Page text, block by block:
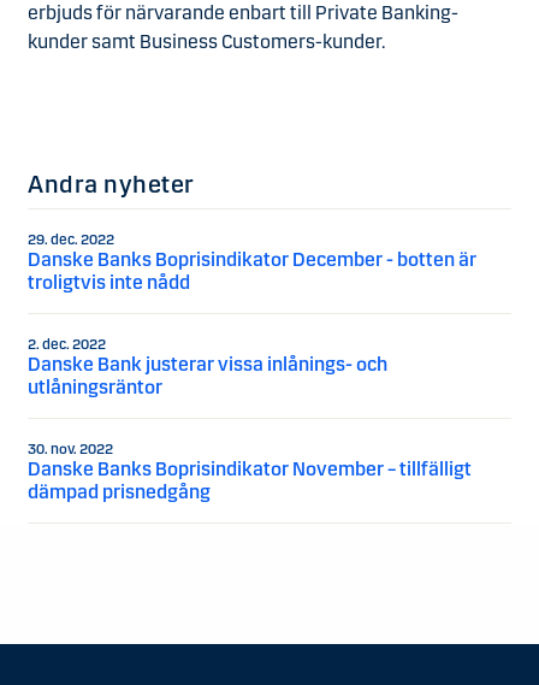
erbjuds för närvarande enbart till Private Banking-
kunder samt Business Customers-kunder.
Andra nyheter
29. dec. 2022
Danske Banks Boprisindikator December - botten är
troligtvis inte nådd
2. dec. 2022
Danske Bank justerar vissa inlånings- och
utlåningsräntor
30. nov. 2022
Danske Banks Boprisindikator November – tillfälligt
dämpad prisnedgång